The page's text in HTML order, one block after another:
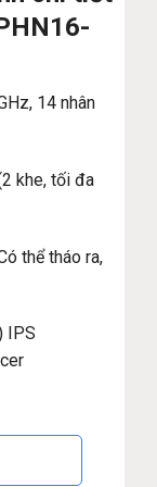
14 nhân
khe, tối đa
thể tháo ra,
IPS
GDDR6